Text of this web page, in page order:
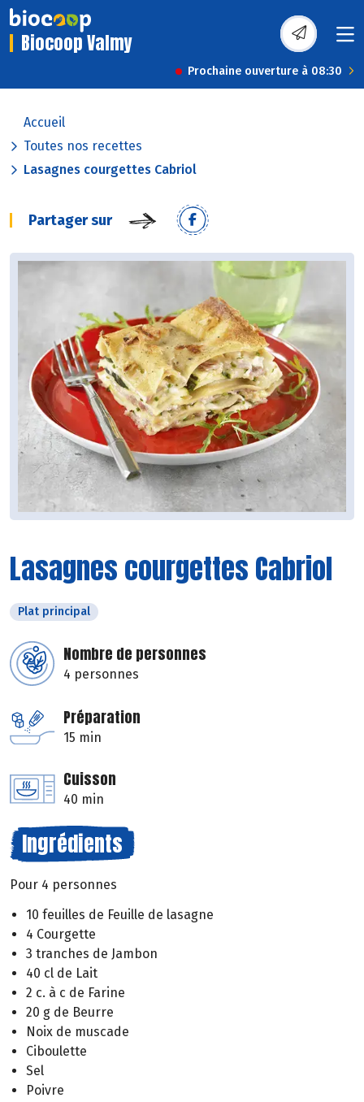
Biocoop Valmy
Prochaine ouverture à 08:30
Accueil
Toutes nos recettes
Lasagnes courgettes Cabriol
Partager sur
Lasagnes courgettes Cabriol
Plat principal
Nombre de personnes
4 personnes
Préparation
15 min
Cuisson
40 min
Ingrédients
Pour 4 personnes
10 feuilles de Feuille de lasagne
4 Courgette
3 tranches de Jambon
40 cl de Lait
2 c. à c de Farine
20 g de Beurre
Noix de muscade
Ciboulette
Sel
Poivre